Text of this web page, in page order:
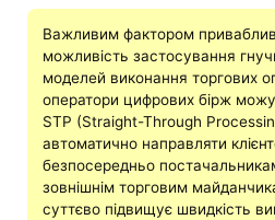
Важливим фактором
можливість застосування
моделей виконання торгових
оператори цифрових бірж
STP (Straight-Through
автоматично направляти
безпосередньо
зовнішнім торговим
суттєво підвищує швидкість